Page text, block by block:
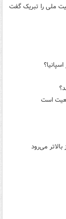
ملی را تبریک گفت
است
می‌رود